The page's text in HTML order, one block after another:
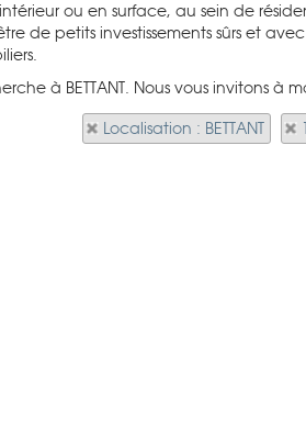
ou en surface, au sein de
de petits investissements sûrs et
à BETTANT. Nous vous invitons à
Localisation : BETTANT